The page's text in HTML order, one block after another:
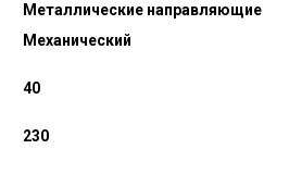
Металлические направляющие
Механический
40
230